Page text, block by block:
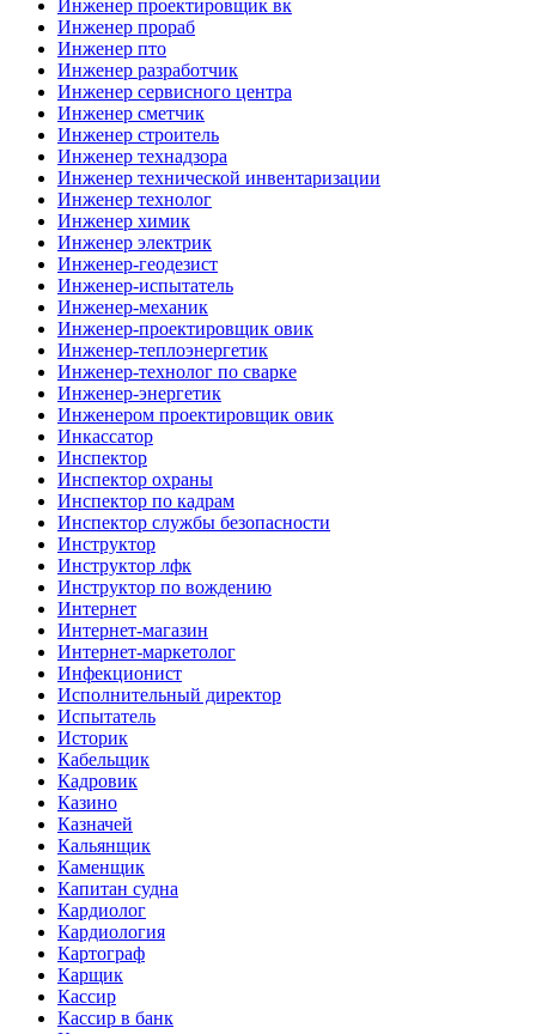
Инженер проектировщик вк
Инженер прораб
Инженер пто
Инженер разработчик
Инженер сервисного центра
Инженер сметчик
Инженер строитель
Инженер технадзора
Инженер технической инвентаризации
Инженер технолог
Инженер химик
Инженер электрик
Инженер-геодезист
Инженер-испытатель
Инженер-механик
Инженер-проектировщик овик
Инженер-теплоэнергетик
Инженер-технолог по сварке
Инженер-энергетик
Инженером проектировщик овик
Инкассатор
Инспектор
Инспектор охраны
Инспектор по кадрам
Инспектор службы безопасности
Инструктор
Инструктор лфк
Инструктор по вождению
Интернет
Интернет-магазин
Интернет-маркетолог
Инфекционист
Исполнительный директор
Испытатель
Историк
Кабельщик
Кадровик
Казино
Казначей
Кальянщик
Каменщик
Капитан судна
Кардиолог
Кардиология
Картограф
Карщик
Кассир
Кассир в банк